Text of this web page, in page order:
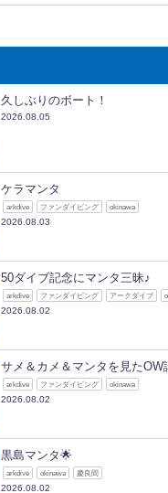
久しぶりのボート！
2026.08.05
ケラマンタ
arkdive ファンダイビング okinawa
2026.08.03
50ダイブ記念にマンタ三昧♪
arkdive ファンダイビング アークダイブ
2026.08.02
サメ＆カメ＆マンタを見たOW
arkdive ファンダイビング okinawa
2026.08.02
黒島マンタ🌟
arkdive okinawa 慶良間
2026.08.02